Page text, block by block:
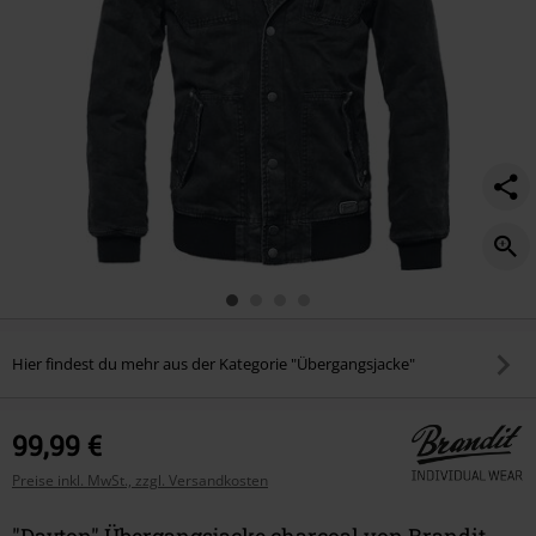
Hier findest du mehr aus der Kategorie "Übergangsjacke"
99,99 €
Preise inkl. MwSt., zzgl. Versandkosten